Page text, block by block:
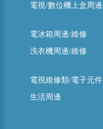
電視/數位機上盒周邊
電冰箱周邊/維修
洗衣機周邊/維修
電視維修類/電子元件
生活周邊